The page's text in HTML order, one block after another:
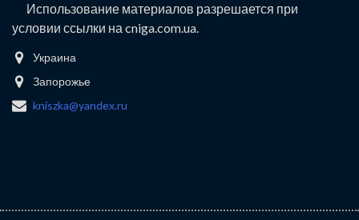
Использование материалов разрешается при
условии ссылки на cniga.com.ua.
Украина
Запорожье
kniszka@yandex.ru